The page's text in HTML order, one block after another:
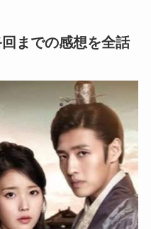
までの感想を全話